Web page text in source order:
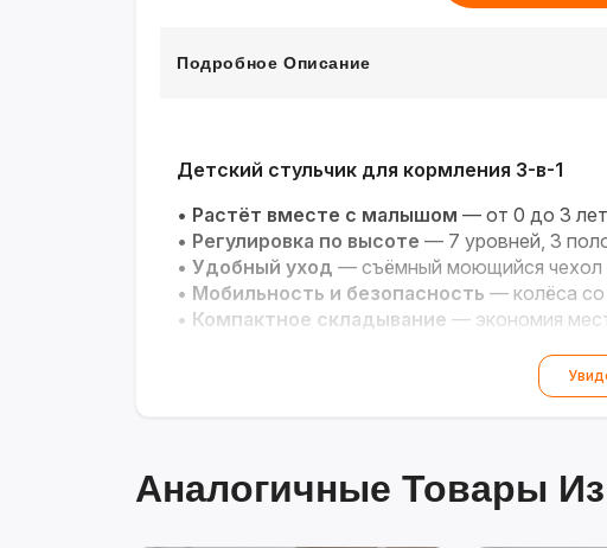
Подробное Описание
Детский стульчик для кормления 3-в-1
• Растёт вместе с малышом — от 0 до 3
• Регулировка по высоте — 7 уровней, 3
• Удобный уход — съёмный моющийся чехол
• Мобильность и безопасность — колёса со
• Компактное складывание — экономия
Аналогичные Товары